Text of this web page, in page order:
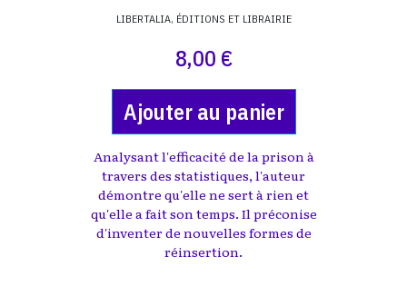
LIBERTALIA, ÉDITIONS ET LIBRAIRIE
8,00 €
Ajouter au panier
Analysant l'efficacité de la prison à
travers des statistiques, l'auteur
démontre qu'elle ne sert à rien et
qu'elle a fait son temps. Il préconise
d'inventer de nouvelles formes de
réinsertion.